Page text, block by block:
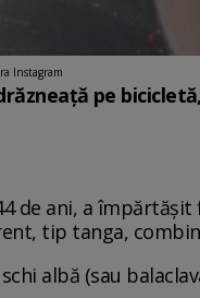
Instagram
pe
de ani, a
tip tanga,
albă (sau